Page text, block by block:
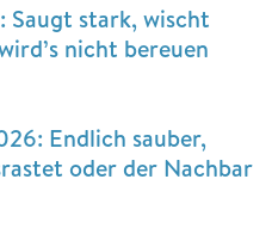
Saugt stark, wischt
nicht bereuen
Endlich sauber,
oder der Nachbar